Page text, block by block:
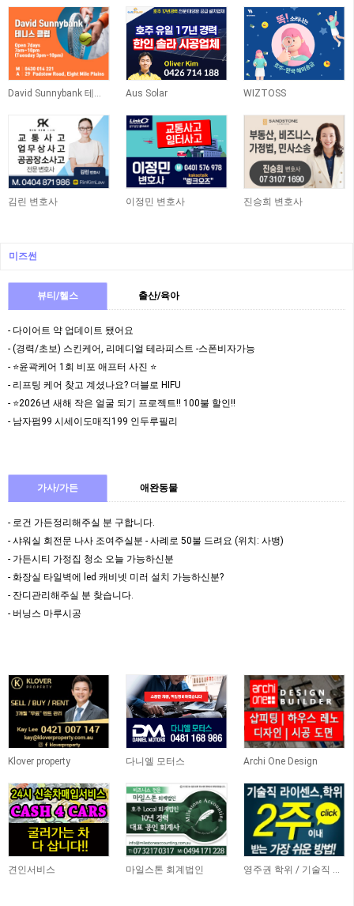
Aus Solar WIZTOSS
김린 변호사 이정민 변호사 진승희 변호사
미즈썬
뷰티/헬스 출산/육아
- 다이어트 약 업데이트 됐어요
- (경력/초보) 스킨케어, 리메디얼 테라피스트 -스폰비자가능
- ⭐️윤곽케어 1회 비포 애프터 사진 ⭐️
- 리프팅 케어 찾고 계셨나요? 더블로 HIFU
- ⭐️2026년 새해 작은 얼굴 되기 프로젝트!! 100불 할인!!
- 남자펌99 시세이도매직199 인두루필리
가사/가든 애완동물
- 로건 가든정리해주실 분 구합니다.
- 샤워실 회전문 나사 조여주실분 - 사례로 50불 드려요 (위치: 사뱅)
- 가든시티 가정집 청소 오늘 가능하신분
- 화장실 타일벽에 led 캐비넷 미러 설치 가능하신분?
- 잔디관리해주실 분 찾습니다.
- 버닝스 마루시공
Klover property 다니엘 모터스 Archi One Design
견인서비스 마일스톤 회계법인